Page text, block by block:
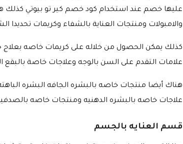
والامبولات ومنتجات العناية بالشفاء وكريمات
كذلك يمكن الحصول من خلاله على كريمات خاصه
علامات التقدم على السن بالوجه وعلاجات خاصة
هناك أيضا منتجات خاصه بالبشره الجافه البشره
علاجات خاصه بالبشره الدهنيه ومنتجات خاصه
قسم العنايه بالجسم